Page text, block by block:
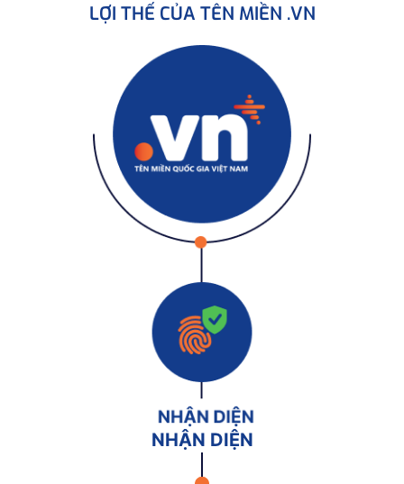
LỢI THẾ CỦA TÊN MIỀN .VN
NHẬN DIỆN